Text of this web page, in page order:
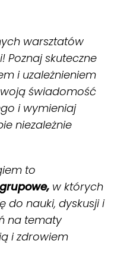
warsztatów
Poznaj skuteczne
i uzależnieniem
świadomość
i wymieniaj
niezależnie
to
w których
do nauki, dyskusji i
na tematy
i zdrowiem